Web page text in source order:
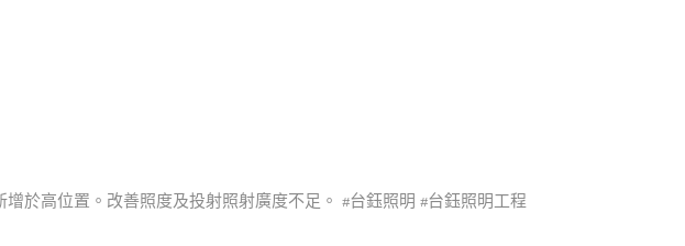
於高位置。改善照度及投射照射廣度不足。 #台鈺照明 #台鈺照明工程